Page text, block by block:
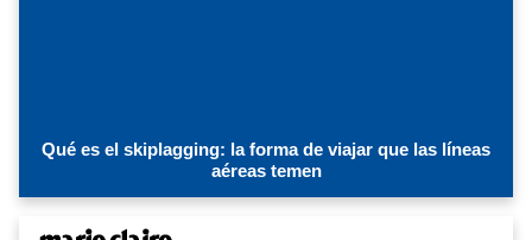
Qué es el skiplagging: la forma de viajar que las líneas
aéreas temen